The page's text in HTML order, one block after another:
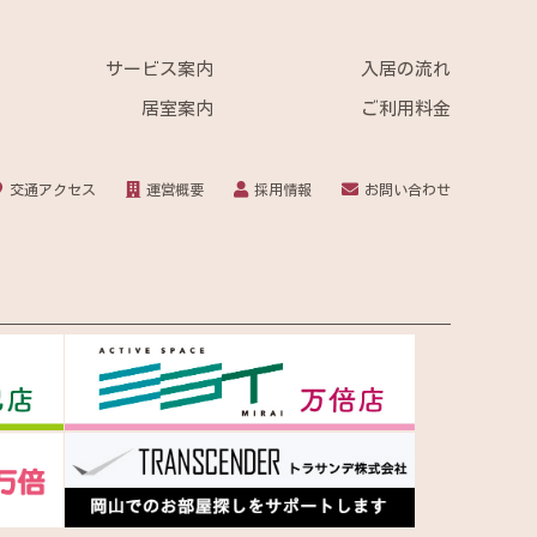
サービス案内 入居の流れ
居室案内 ご利用料金
交通アクセス 運営概要 採用情報 お問い合わせ